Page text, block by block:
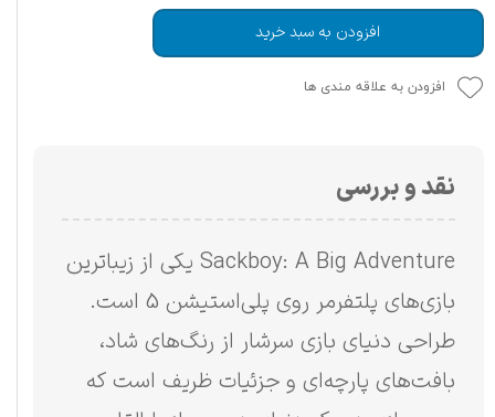
افزودن به سبد خرید
افزودن به علاقه مندی ها
نقد و بررسی
Sackboy: A Big Adventure یکی از زیباترین
بازی‌های پلتفرمر روی پلی‌استیشن 5 است.
طراحی دنیای بازی سرشار از رنگ‌های شاد،
بافت‌های پارچه‌ای و جزئیات ظریف است که